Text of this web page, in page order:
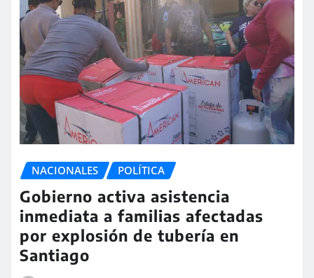
NACIONALES POLÍTICA
Gobierno activa asistencia
inmediata a familias afectadas
por explosión de tubería en
Santiago